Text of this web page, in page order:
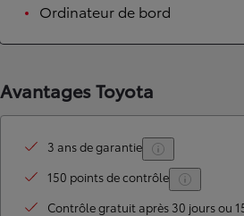
Ordinateur de bord
Avantages Toyota
3 ans de garantie
150 points de contrôle
Contrôle gratuit après 30 jours ou